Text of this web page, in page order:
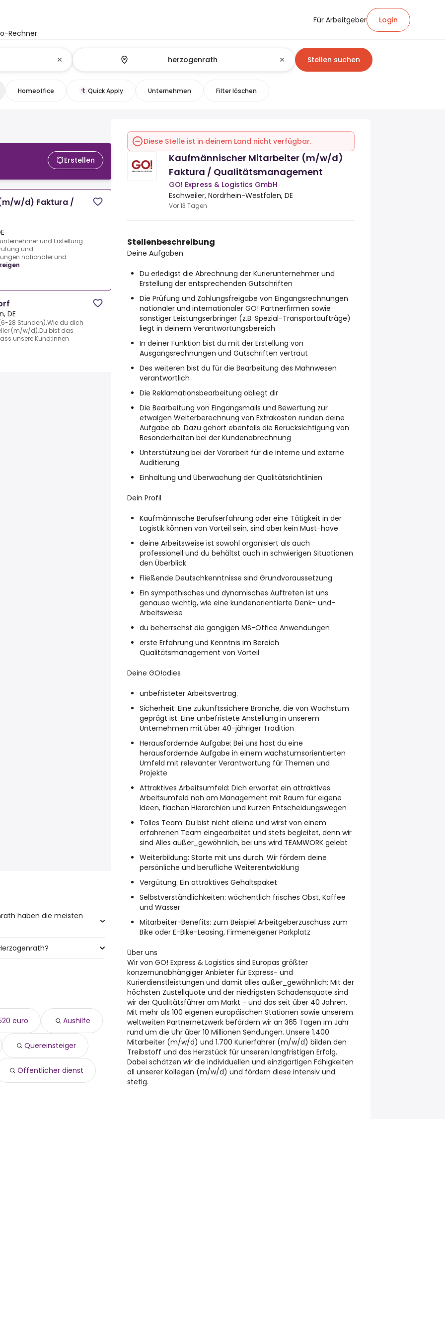
Rechner
Für Arbeitgeber Login
Stellen suchen
Homeoffice Quick Apply Unternehmen Filter löschen
Erstellen
w/d) Faktura /
und Erstellung
und
nationaler und
DE
28 Stunden).Wie du dich
(m/w/d).Du bist das
unsere Kund:innen
haben die meisten
den meisten
euro Aushilfe
Quereinsteiger
Öffentlicher dienst
Diese Stelle ist in deinem Land nicht verfügbar.
Kaufmännischer Mitarbeiter (m/w/d)
Faktura / Qualitätsmanagement
GO! Express & Logistics GmbH
Eschweiler, Nordrhein-Westfalen, DE
Vor 13 Tagen
Stellenbeschreibung
Deine Aufgaben
Du erledigst die Abrechnung der Kurierunternehmer und
Erstellung der entsprechenden Gutschriften
Die Prüfung und Zahlungsfreigabe von Eingangsrechnungen
nationaler und internationaler GO! Partnerfirmen sowie
sonstiger Leistungserbringer (z.B. Spezial-Transportaufträge)
liegt in deinem Verantwortungsbereich
In deiner Funktion bist du mit der Erstellung von
Ausgangsrechnungen und Gutschriften vertraut
Des weiteren bist du für die Bearbeitung des Mahnwesen
verantwortlich
Die Reklamationsbearbeitung obliegt dir
Die Bearbeitung von Eingangsmails und Bewertung zur
etwaigen Weiterberechnung von Extrakosten runden deine
Aufgabe ab. Dazu gehört ebenfalls die Berücksichtigung von
Besonderheiten bei der Kundenabrechnung
Unterstützung bei der Vorarbeit für die interne und externe
Auditierung
Einhaltung und Überwachung der Qualitätsrichtlinien
Dein Profil
Kaufmännische Berufserfahrung oder eine Tätigkeit in der
Logistik können von Vorteil sein, sind aber kein Must-have
deine Arbeitsweise ist sowohl organisiert als auch
professionell und du behältst auch in schwierigen Situationen
den Überblick
Fließende Deutschkenntnisse sind Grundvoraussetzung
Ein sympathisches und dynamisches Auftreten ist uns
genauso wichtig, wie eine kundenorientierte Denk- und-
Arbeitsweise
du beherrschst die gängigen MS-Office Anwendungen
erste Erfahrung und Kenntnis im Bereich
Qualitätsmanagement von Vorteil
Deine GO!odies
unbefristeter Arbeitsvertrag.
Sicherheit: Eine zukunftssichere Branche, die von Wachstum
geprägt ist. Eine unbefristete Anstellung in unserem
Unternehmen mit über 40-jähriger Tradition
Herausfordernde Aufgabe: Bei uns hast du eine
herausfordernde Aufgabe in einem wachstumsorientierten
Umfeld mit relevanter Verantwortung für Themen und
Projekte
Attraktives Arbeitsumfeld: Dich erwartet ein attraktives
Arbeitsumfeld nah am Management mit Raum für eigene
Ideen, flachen Hierarchien und kurzen Entscheidungswegen
Tolles Team: Du bist nicht alleine und wirst von einem
erfahrenen Team eingearbeitet und stets begleitet, denn wir
sind Alles außer_gewöhnlich, bei uns wird TEAMWORK gelebt
Weiterbildung: Starte mit uns durch. Wir fördern deine
persönliche und berufliche Weiterentwicklung
Vergütung: Ein attraktives Gehaltspaket
Selbstverständlichkeiten: wöchentlich frisches Obst, Kaffee
und Wasser
Mitarbeiter-Benefits: zum Beispiel Arbeitgeberzuschuss zum
Bike oder E-Bike-Leasing, Firmeneigener Parkplatz
Über uns
Wir von GO! Express & Logistics sind Europas größter
konzernunabhängiger Anbieter für Express- und
Kurierdienstleistungen und damit alles außer_gewöhnlich: Mit der
höchsten Zustellquote und der niedrigsten Schadensquote sind
wir der Qualitätsführer am Markt - und das seit über 40 Jahren.
Mit mehr als 100 eigenen europäischen Stationen sowie unserem
weltweiten Partnernetzwerk befördern wir an 365 Tagen im Jahr
rund um die Uhr über 10 Millionen Sendungen. Unsere 1.400
Mitarbeiter (m/w/d) und 1.700 Kurierfahrer (m/w/d) bilden den
Treibstoff und das Herzstück für unseren langfristigen Erfolg.
Dabei schätzen wir die individuellen und einzigartigen Fähigkeiten
all unserer Kollegen (m/w/d) und fördern diese intensiv und
stetig.